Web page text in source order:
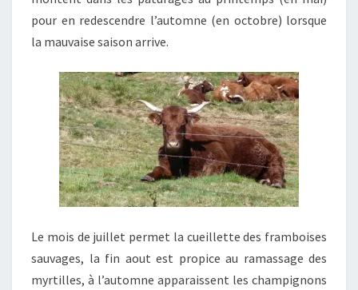
pour en redescendre l’automne (en octobre) lorsque
la mauvaise saison arrive.
Le mois de juillet permet la cueillette des framboises
sauvages, la fin aout est propice au ramassage des
myrtilles, à l’automne apparaissent les champignons